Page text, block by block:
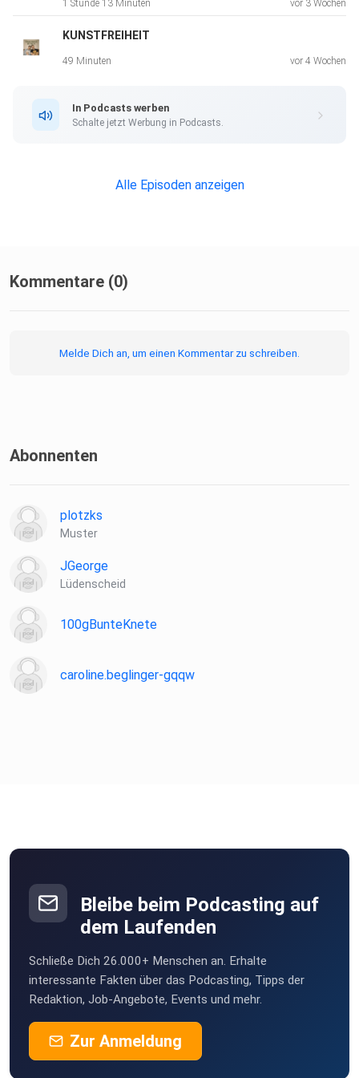
1 Stunde 13 Minuten vor 3 Wochen
KUNSTFREIHEIT
49 Minuten vor 4 Wochen
In Podcasts werben
Schalte jetzt Werbung in Podcasts.
Alle Episoden anzeigen
Kommentare (0)
Melde Dich an, um einen Kommentar zu schreiben.
Abonnenten
plotzks
Muster
JGeorge
Lüdenscheid
100gBunteKnete
caroline.beglinger-gqqw
Bleibe beim Podcasting auf
dem Laufenden
Schließe Dich 26.000+ Menschen an. Erhalte
interessante Fakten über das Podcasting, Tipps der
Redaktion, Job-Angebote, Events und mehr.
Zur Anmeldung